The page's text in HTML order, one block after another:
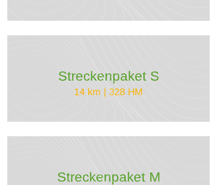
Streckenpaket S
14 km | 328 HM
Streckenpaket M